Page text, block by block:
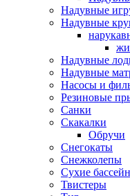
Надувные
Надувные
Надувные
Надувные
Насосы и
Резиновые
Санки
Скакалки
Обручи
Снегокаты
Снежколепы
Сухие
Твистеры